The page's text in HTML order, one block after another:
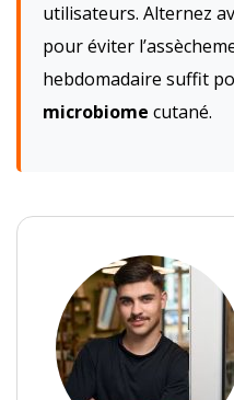
utilisateurs. Alternez
pour éviter
hebdomadaire suffit
microbiome cutané.